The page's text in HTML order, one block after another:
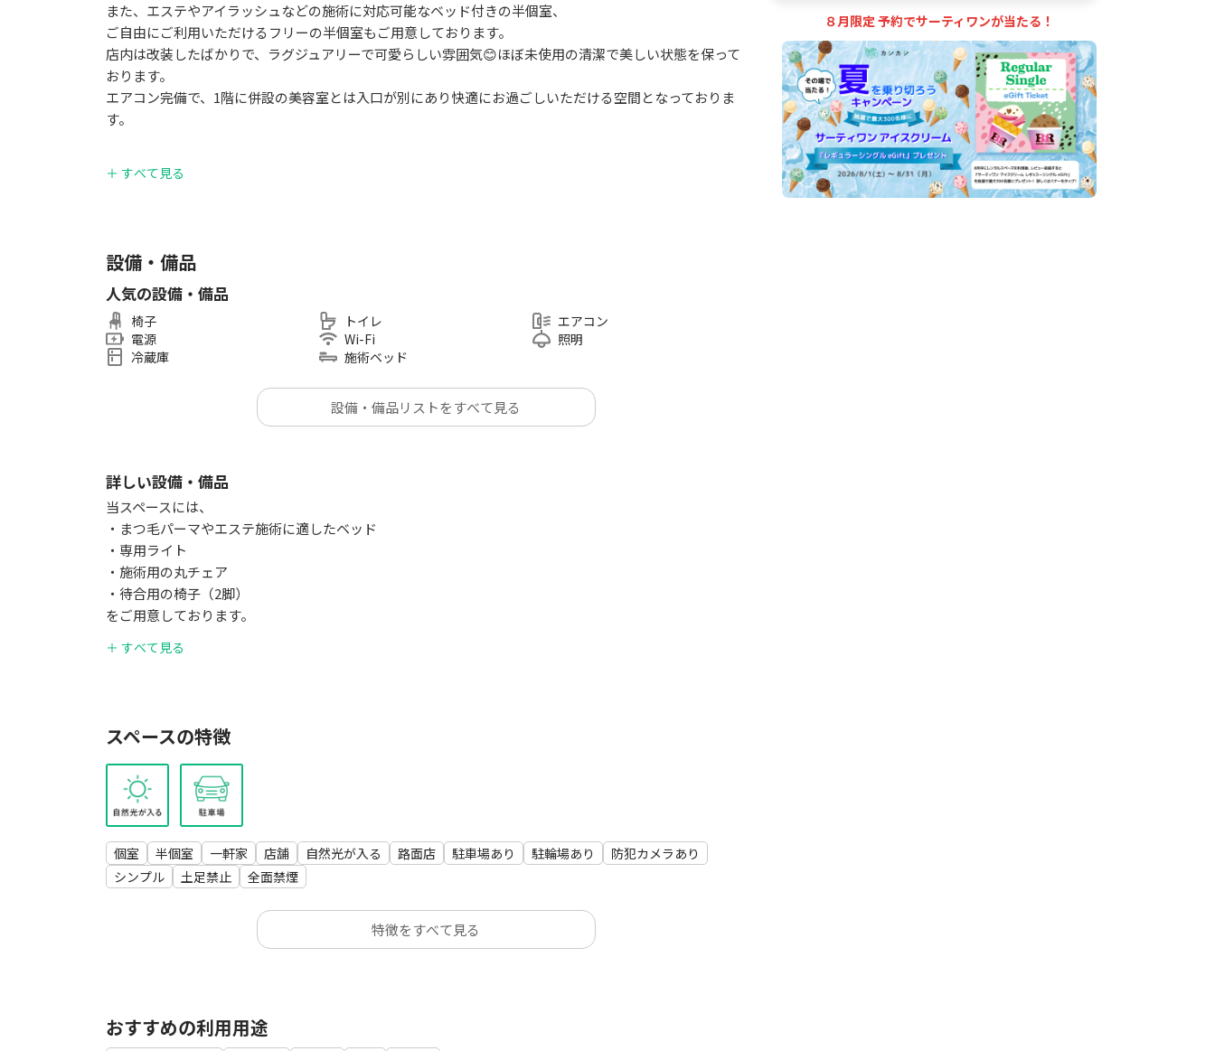
また、エステやアイラッシュなどの施術に対応可能なベッド付きの半個室、
ご自由にご利用いただけるフリーの半個室もご用意しております。
店内は改装したばかりで、ラグジュアリーで可愛らしい雰囲気😊ほぼ未使用の清潔で美しい状態を保って
おります。
エアコン完備で、1階に併設の美容室とは入口が別にあり快適にお過ごしいただける空間となっておりま
す。
ご利用目的に応じた活用方法のご相談も、ぜひお気軽にお寄せくださいませ。
＋ すべて見る
設備・備品
人気の設備・備品
椅子
電源
冷蔵庫
トイレ
Wi-Fi
施術ベッド
エアコン
照明
設備・備品リストをすべて見る
詳しい設備・備品
当スペースには、
・まつ毛パーマやエステ施術に適したベッド
・専用ライト
・施術用の丸チェア
・待合用の椅子（2脚）
をご用意しております。
上記以外の備品につきましては、基本的にお持ち込みをお願いしております。
大型の機材や、搬入時に壁や床を傷つける恐れのあるものはお控えいただけますようお願いいたします。
大きなお荷物の搬入をご検討の場合は、事前にご相談くださいませ。
＋ すべて見る
スペースの特徴
個室 半個室 一軒家 店舗 自然光が入る 路面店 駐車場あり 駐輪場あり
防犯カメラあり
シンプル
土足禁止 全面禁煙
特徴をすべて見る
おすすめの利用用途
８月限定 予約でサーティワンが当たる！